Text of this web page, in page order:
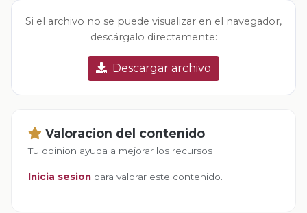
Si el archivo no se puede visualizar en el navegador,
descárgalo directamente:
Descargar archivo
Valoracion del contenido
Tu opinion ayuda a mejorar los recursos
Inicia sesion para valorar este contenido.